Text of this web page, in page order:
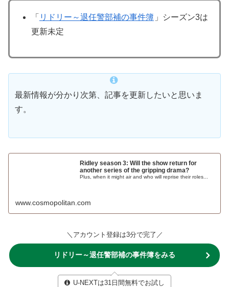
「 リドリー～退任警部補の事件簿 」シーズン3は
更新未定
最新情報が分かり次第、記事を更新したいと思いま
す。
Ridley season 3: Will the show return for
another series of the gripping drama?
Plus, when it might air and who will reprise their roles...
www.cosmopolitan.com
＼アカウント登録は3分で完了／
リドリー～退任警部補の事件簿をみる
U-NEXTは31日間無料でお試し